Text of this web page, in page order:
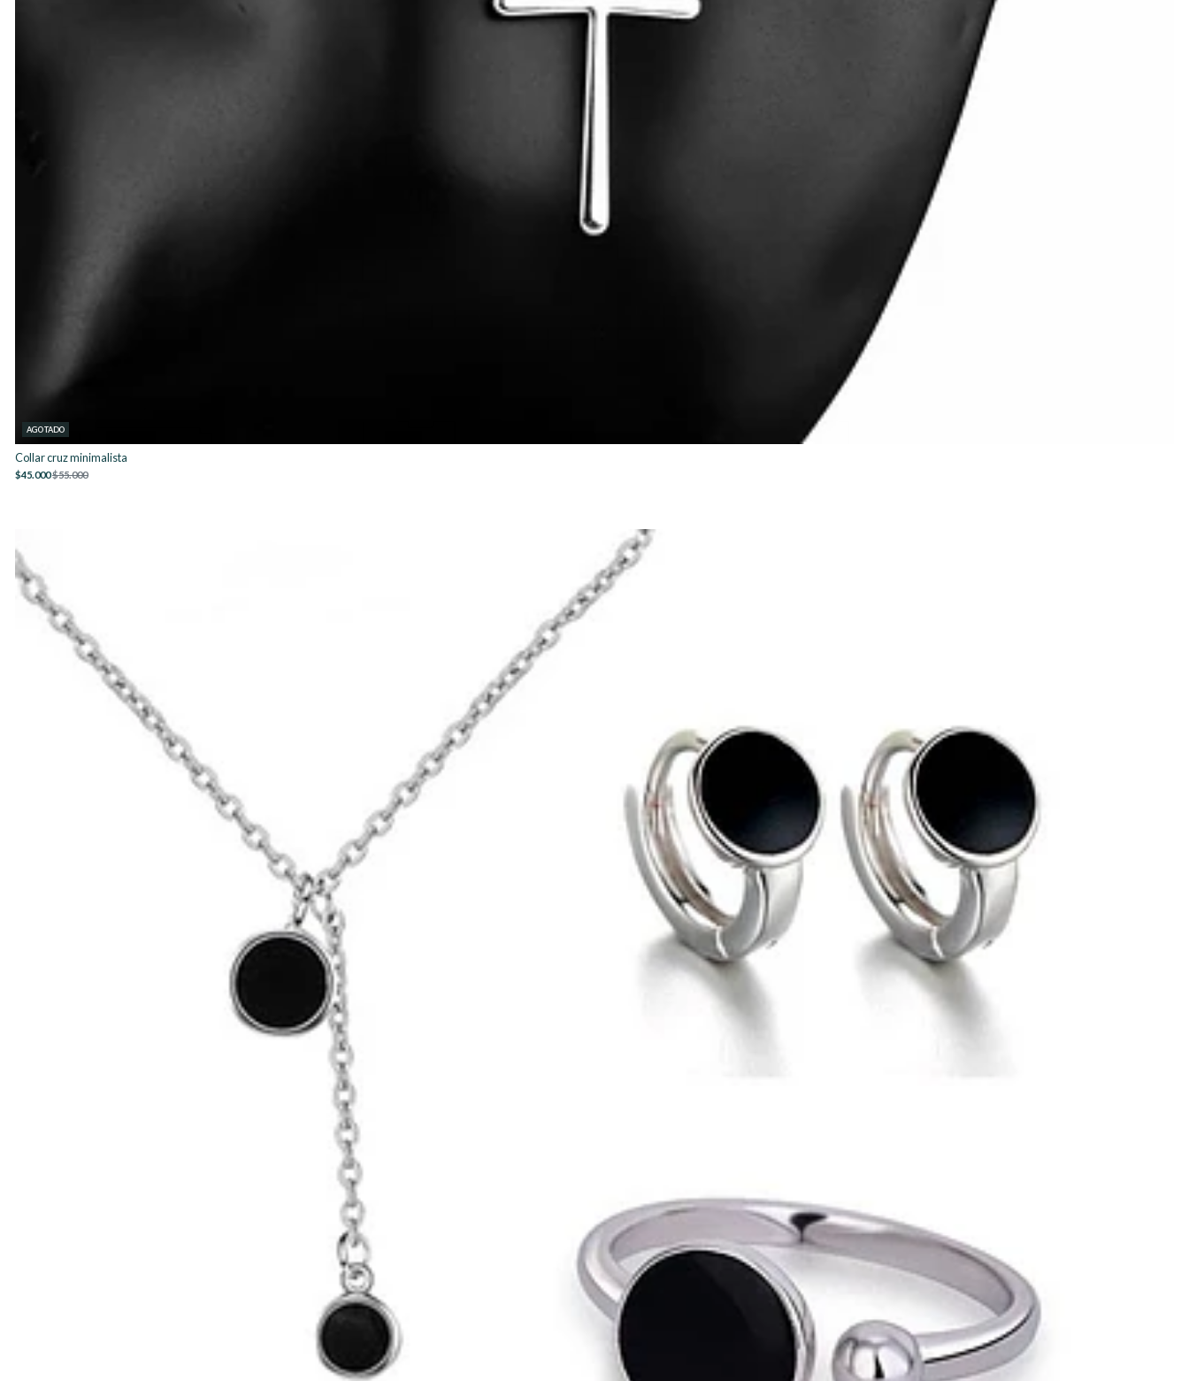
AGOTADO
Collar cruz minimalista
$45.000$55.000